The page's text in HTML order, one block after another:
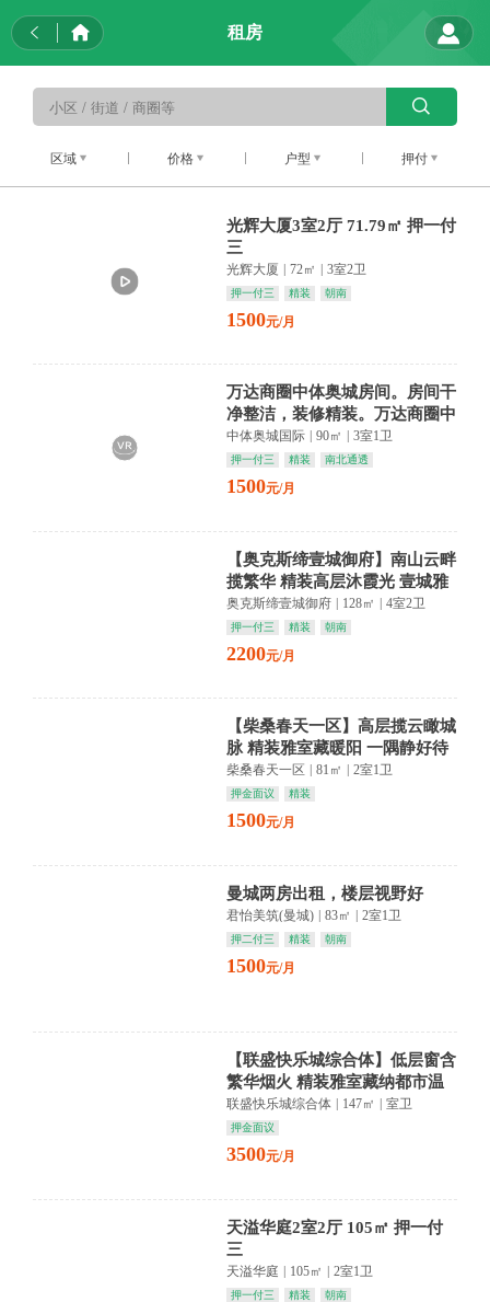
租房
区域 价格 户型 押付
光辉大厦3室2厅 71.79㎡ 押一付
三
光辉大厦 72㎡ 3室2卫
押一付三 精装 朝南
1500元/月
万达商圈中体奥城房间。房间干
净整洁，装修精装。万达商圈中
体奥城国际小区环境好房间
中体奥城国际 90㎡ 3室1卫
押一付三 精装 南北通透
1500元/月
【奥克斯缔壹城御府】南山云畔
揽繁华 精装高层沐霞光 壹城雅
境藏风华
奥克斯缔壹城御府 128㎡ 4室2卫
押一付三 精装 朝南
2200元/月
【柴桑春天一区】高层揽云瞰城
脉 精装雅室藏暖阳 一隅静好待
归人
柴桑春天一区 81㎡ 2室1卫
押金面议 精装
1500元/月
曼城两房出租，楼层视野好
君怡美筑(曼城) | 83㎡ | 2室1卫
押二付三 精装 朝南
1500元/月
【联盛快乐城综合体】低层窗含
繁华烟火 精装雅室藏纳都市温
情
联盛快乐城综合体 147㎡ 室卫
押金面议
3500元/月
天溢华庭2室2厅 105㎡ 押一付
三
天溢华庭 | 105㎡ | 2室1卫
押一付三 精装 朝南